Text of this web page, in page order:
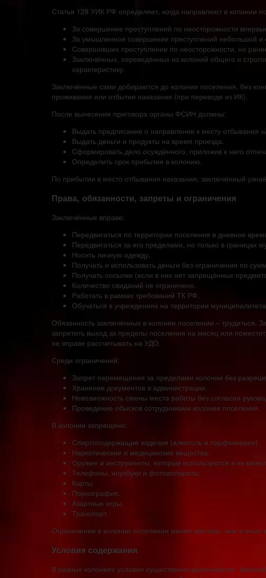
Статья 128 УИК РФ определяет, когда направляют в колонии
За совершение преступлений по неосторожности
За умышленное совершение преступлений небольшой и
Совершивших преступление по неосторожности, но
Заключённых, переведённых из колоний общего и
характеристику.
Заключённые сами добираются до колонии поселения, без
проживания или отбытия наказания (при переводе из ИК).
После вынесения приговора органы ФСИН должны:
Выдать предписание о направлении к месту отбывания
Выдать деньги и продукты на время проезда.
Сформировать дело осуждённого, приложив к него
Определить срок прибытия в колонию.
По прибытии в место отбывания наказания, заключённый
Права, обязанности, запреты и ограничения
Заключённые вправе:
Передвигаться по территории поселения в дневное
Передвигаться за его пределами, но только в границах
Носить личную одежду.
Получать и использовать деньги без ограничения по
Получать посылки (если в них нет запрещённых
Количество свиданий не ограничено.
Работать в рамках требований ТК РФ.
Обучаться в учреждениях на территории
Обязанность заключённых в колонии поселении – трудиться.
запретить выход за пределы поселения на месяц или
не вправе рассчитывать на УДО.
Среди ограничений:
Запрет перемещения за пределами колонии без
Хранение документов в администрации.
Невозможность смены места работы без согласия
Проведение обысков сотрудниками колонии поселения.
В колонии запрещено:
Спиртосодержащие изделия (алкоголь и парфюмерия).
Наркотические и медицинские вещества.
Оружие и инструменты, которые используются в их
Телефоны, ноутбуки и фотоаппараты.
Карты.
Порнография.
Азартные игры.
Транспорт.
Ограничения в колонии поселении менее жёсткие, чем в
Условия содержания
В разных колониях условия существенно различаются.